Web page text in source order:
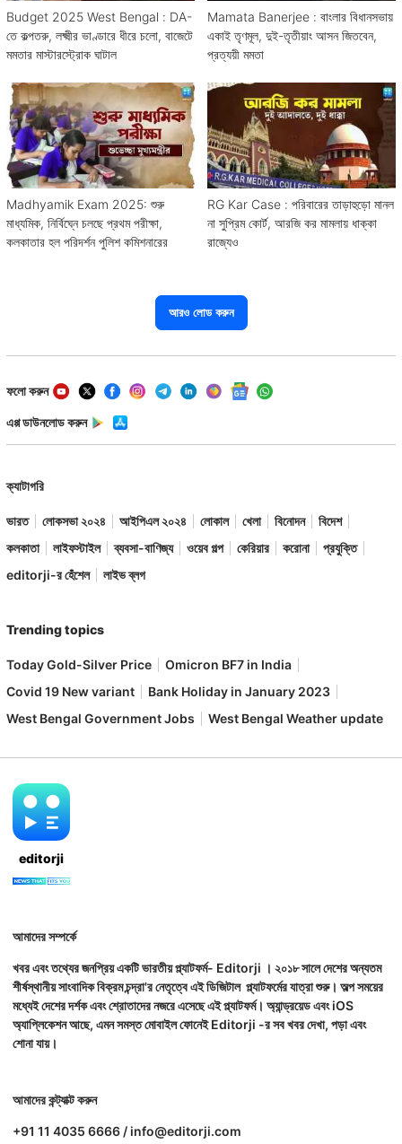
Budget 2025 West Bengal : DA-
তে কল্পতরু, লক্ষ্মীর ভাণ্ডারে ধীরে চলো, বাজেটে
মমতার মাস্টারস্ট্রোক ঘাটাল
Mamata Banerjee : বাংলার বিধানসভায়
একাই তৃণমূল, দুই-তৃতীয়াং আসন জিতবেন,
প্রত্যয়ী মমতা
Madhyamik Exam 2025: শুরু
মাধ্যমিক, নির্বিঘ্নে চলছে প্রথম পরীক্ষা,
কলকাতার হল পরিদর্শন পুলিশ কমিশনারের
RG Kar Case : পরিবারের তাড়াহুড়ো মানল
না সুপ্রিম কোর্ট, আরজি কর মামলায় ধাক্কা
রাজ্যেও
আরও লোড করুন
ফলো করুন
এপ্প ডাউনলোড করুন
ক্যাটাগরি
ভারত লোকসভা ২০২৪ আইপিএল ২০২৪ লোকাল খেলা বিনোদন
বিদেশ
কলকাতা
লাইফস্টাইল ব্যবসা-বাণিজ্য ওয়েব গল্প কেরিয়ার করোনা
প্রযুক্তি
editorji-র হেঁশেল
লাইভ ব্লগ
Trending topics
Today Gold-Silver Price
Omicron BF7 in India
Covid 19 New variant
Bank Holiday in January 2023
West Bengal Government Jobs
West Bengal Weather update
editorji
আমাদের সম্পর্কে
খবর এবং তথ্যের জনপ্রিয় একটি ভারতীয় প্ল্যাটফর্ম- Editorji । ২০১৮ সালে দেশের অন্যতম
শীর্ষস্থানীয় সাংবাদিক বিক্রম চন্দ্রা'র নেতৃত্বে এই ডিজিটাল প্ল্যাটফর্মের যাত্রা শুরু। অল্প সময়ের
মধ্যেই দেশের দর্শক এবং শ্রোতাদের নজরে এসেছে এই প্ল্যাটফর্ম। অ্যান্ড্রয়েড এবং iOS
অ্যাপ্লিকেশন আছে, এমন সমস্ত মোবাইল ফোনেই Editorji -র সব খবর দেখা, পড়া এবং
শোনা যায়।
আমাদের কন্ট্যাক্ট করুন
+91 11 4035 6666 / info@editorji.com